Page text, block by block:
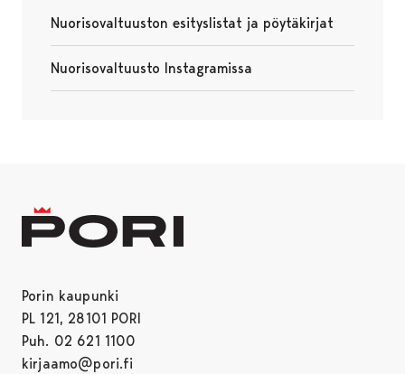
Nuorisovaltuuston esityslistat ja pöytäkirjat
Avautuu uudessa välilehdessä
Nuorisovaltuusto Instagramissa
Avautuu uudessa välilehdessä
Porin kaupunki
PL 121, 28101 PORI
Puh. 02 621 1100
kirjaamo@pori.fi